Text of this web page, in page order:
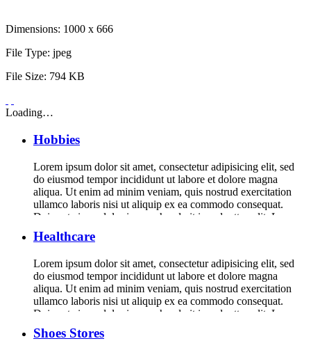
Dimensions: 1000 x 666
File Type: jpeg
File Size: 794 KB
Loading…
Hobbies
Lorem ipsum dolor sit amet, consectetur adipisicing elit, sed
do eiusmod tempor incididunt ut labore et dolore magna
aliqua. Ut enim ad minim veniam, quis nostrud exercitation
ullamco laboris nisi ut aliquip ex ea commodo consequat.
Duis aute irure dolor in reprehenderit in voluptte velit. Lorem
ipsum dolor sit amet, consectetur adipisicing elit, sed do […]
Healthcare
Lorem ipsum dolor sit amet, consectetur adipisicing elit, sed
do eiusmod tempor incididunt ut labore et dolore magna
aliqua. Ut enim ad minim veniam, quis nostrud exercitation
ullamco laboris nisi ut aliquip ex ea commodo consequat.
Duis aute irure dolor in reprehenderit in voluptte velit. Lorem
ipsum dolor sit amet, consectetur adipisicing elit, sed do […]
Shoes Stores